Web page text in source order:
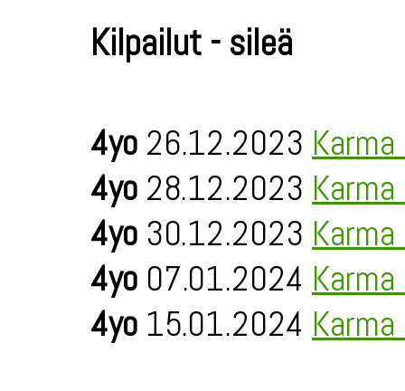
Kilpailut - sileä
4yo 26.12.2023
4yo 28.12.2023
4yo 30.12.2023
4yo 07.01.2024
4yo 15.01.2024